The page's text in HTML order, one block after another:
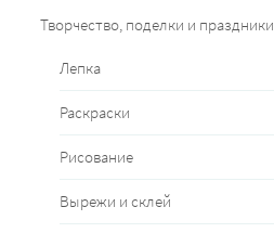
Творчество, поделки и праздники
Лепка
Раскраски
Рисование
Вырежи и склей